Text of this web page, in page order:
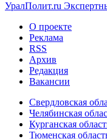
УралПолит.ru
О проекте
Реклама
RSS
Архив
Редакция
Вакансии
Свердловская
Челябинская
Курганская
Тюменская